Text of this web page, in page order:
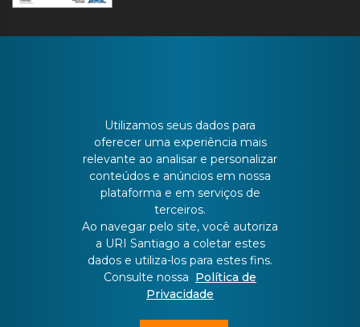
Batista Bonoto Sobrinho, 733
atendimento@urisantiago.br
Utilizamos seus dados para
oferecer uma experiência mais
relevante ao analisar e personalizar
conteúdos e anúncios em nossa
plataforma e em serviços de
terceiros.
Ao navegar pelo site, você autoriza
a URI Santiago a coletar estes
dados e utiliza-los para estes fins.
Consulte nossa Política de
Privacidade